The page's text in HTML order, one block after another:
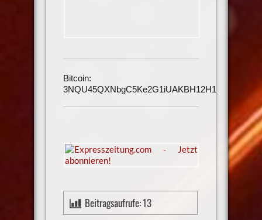
Bitcoin:
3NQU45QXNbgC5Ke2G1iUAKBH12H1h3UmAu
Beitragsaufrufe:13